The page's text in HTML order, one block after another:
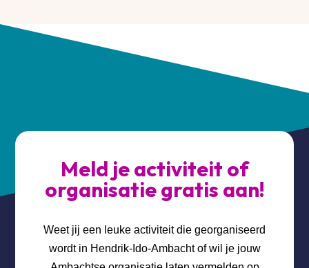
Meld je activiteit of
organisatie gratis aan!
Weet jij een leuke activiteit die georganiseerd
wordt in Hendrik-Ido-Ambacht of wil je jouw